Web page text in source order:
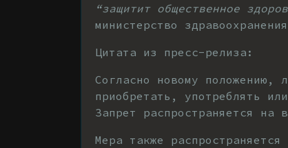
“защитит общественное
министерство
Цитата из пресс-релиза:
Согласно новому положению,
приобретать, употреблять
Запрет распространяется на
Мера также